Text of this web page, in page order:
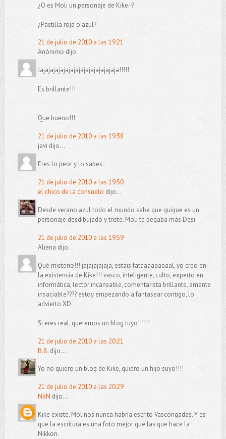
¿O es Moli un personaje de Kike.-?
¿Pastilla roja o azul?
21 de julio de 2010 a las 19:21
Anónimo dijo...
Jajajajajajajajajajajajajajajaja!!!!!
Es brillante!!!
Que bueno!!!
21 de julio de 2010 a las 19:38
javi dijo...
Eres lo peor y lo sabes.
21 de julio de 2010 a las 19:50
el chico de la consuelo dijo...
Desde verano azul todo el mundo sabe que quique es un
personaje desdibujado y triste. Moli te pegaba más Desi.
21 de julio de 2010 a las 19:59
Aliena dijo...
Qué misterio!!! jajajajajaja, estais fataaaaaaaaal, yo creo en
la existencia de Kike!!! vasco, inteligente, culto, experto en
informática, lector incansable, comentarista brillante, amante
insaciable???? estoy empezando a fantasear contigo, lo
advierto XD
Si eres real, queremos un blog tuyo!!!!!!
21 de julio de 2010 a las 20:21
B.B.dijo...
Yo no quiero un blog de Kike, quiero un hijo suyo!!!!
21 de julio de 2010 a las 20:29
NáN dijo...
Kike existe. Molinos nunca habría escrito Vascongadas. Y es
que la escritura es una foto mejor que las que hace la
Nikkon.